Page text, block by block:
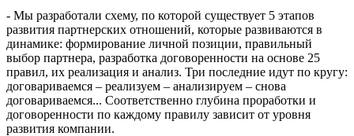
- Мы разработали схему, по которой существует 5 этапов
развития партнерских отношений, которые развиваются в
динамике: формирование личной позиции, правильный
выбор партнера, разработка договоренности на основе 25
правил, их реализация и анализ. Три последние идут по кругу:
договариваемся – реализуем – анализируем – снова
договариваемся... Соответственно глубина проработки и
договоренности по каждому правилу зависит от уровня
развития компании.